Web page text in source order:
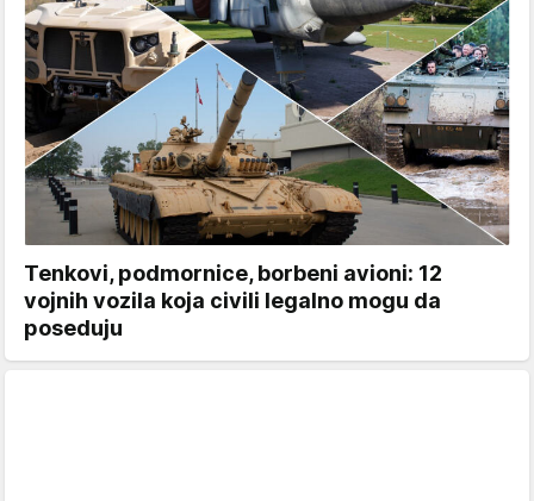
Tenkovi, podmornice, borbeni avioni: 12
vojnih vozila koja civili legalno mogu da
poseduju